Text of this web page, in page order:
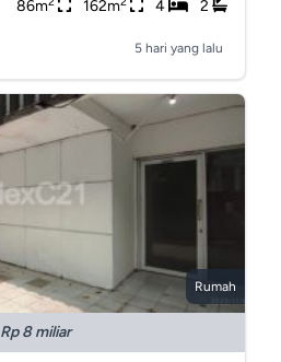
86m 162m 4 2
5 hari yang lalu
Rumah
Rp 8 miliar